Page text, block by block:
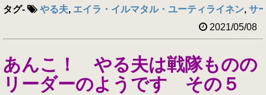
タグ- やる夫, エイラ・イルマタル・ユーティライネン, サ
2021/05/08
あんこ！ やる夫は戦隊ものの
リーダーのようです その５